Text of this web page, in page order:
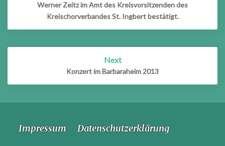
Werner Zeitz im Amt des Kreisvorsitzenden des
Kreischorverbandes St. Ingbert bestätigt.
Next
Konzert im Barbaraheim 2013
Impressum Datenschutzerklärung